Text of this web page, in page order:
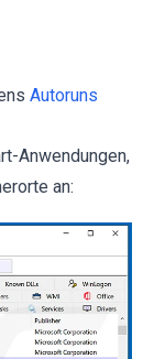
Autoruns
Anwendungen,
an: